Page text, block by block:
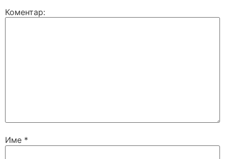
Коментар:
Име *